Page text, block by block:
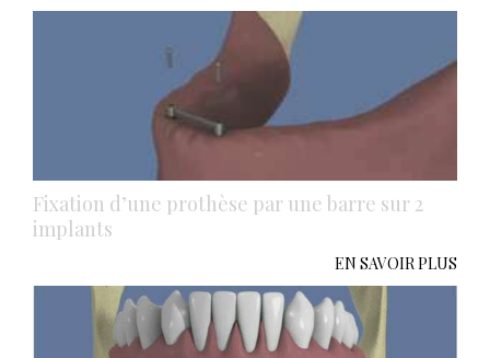
Fixation d’une prothèse par une barre sur 2
implants
EN SAVOIR PLUS